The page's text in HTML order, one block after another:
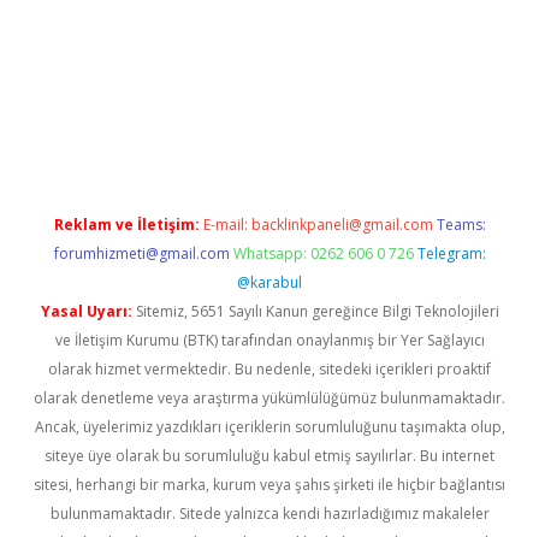
Reklam ve İletişim: E-mail: backlinkpaneli@gmail.com Teams:
forumhizmeti@gmail.com Whatsapp: 0262 606 0 726 Telegram:
@karabul
Yasal Uyarı: Sitemiz, 5651 Sayılı Kanun gereğince Bilgi Teknolojileri
ve İletişim Kurumu (BTK) tarafından onaylanmış bir Yer Sağlayıcı
olarak hizmet vermektedir. Bu nedenle, sitedeki içerikleri proaktif
olarak denetleme veya araştırma yükümlülüğümüz bulunmamaktadır.
Ancak, üyelerimiz yazdıkları içeriklerin sorumluluğunu taşımakta olup,
siteye üye olarak bu sorumluluğu kabul etmiş sayılırlar. Bu internet
sitesi, herhangi bir marka, kurum veya şahıs şirketi ile hiçbir bağlantısı
bulunmamaktadır. Sitede yalnızca kendi hazırladığımız makaleler